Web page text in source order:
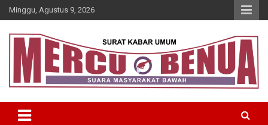
Skip
to
Minggu, Agustus 9, 2026
Mercu Benua